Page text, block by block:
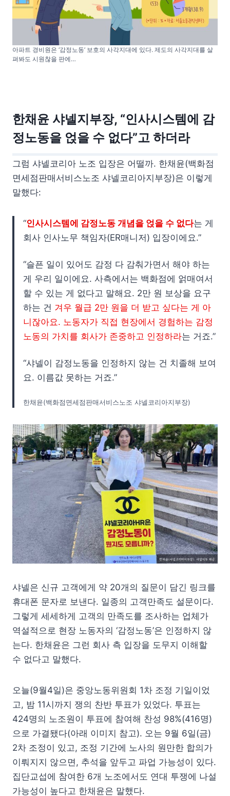
아파트 경비원은 ‘감정노동’ 보호의 사각지대에 있다. 제도의 사각지대를 살
펴봐도 시원찮을 판에…
한채윤 샤넬지부장, “인사시스템에 감
정노동을 얹을 수 없다”고 하더라
그럼 샤넬코리아 노조 입장은 어떨까. 한채윤(백화점
면세점판매서비스노조 샤넬코리아지부장)은 이렇게
말했다:
“인사시스템에 감정노동 개념을 얹을 수 없다는 게
회사 인사노무 책임자(ER매니저) 입장이에요.”
“슬픈 일이 있어도 감정 다 감춰가면서 해야 하는
게 우리 일이에요. 사측에서는 백화점에 얽매여서
할 수 있는 게 없다고 말해요. 2만 원 보상을 요구
하는 건 겨우 월급 2만 원을 더 받고 싶다는 게 아
니잖아요. 노동자가 직접 현장에서 경험하는 감정
노동의 가치를 회사가 존중하고 인정하라는 거죠.”
“샤넬이 감정노동을 인정하지 않는 건 치졸해 보여
요. 이름값 못하는 거죠.”
한채윤(백화점면세점판매서비스노조 샤넬코리아지부장)
샤넬은 신규 고객에게 약 20개의 질문이 담긴 링크를
휴대폰 문자로 보낸다. 일종의 고객만족도 설문이다.
그렇게 세세하게 고객의 만족도를 조사하는 업체가
역설적으로 현장 노동자의 ‘감정노동’은 인정하지 않
는다. 한채윤은 그런 회사 측 입장을 도무지 이해할
수 없다고 말했다.
오늘(9월4일)은 중앙노동위원회 1차 조정 기일이었
고, 밤 11시까지 쟁의 찬반 투표가 있었다. 투표는
424명의 노조원이 투표에 참여해 찬성 98%(416명)
으로 가결됐다(아래 이미지 참고). 오는 9월 6일(금)
2차 조정이 있고, 조정 기간에 노사의 원만한 합의가
이뤄지지 않으면, 추석을 앞두고 파업 가능성이 있다.
집단교섭에 참여한 6개 노조에서도 연대 투쟁에 나설
가능성이 높다고 한채윤은 말했다.